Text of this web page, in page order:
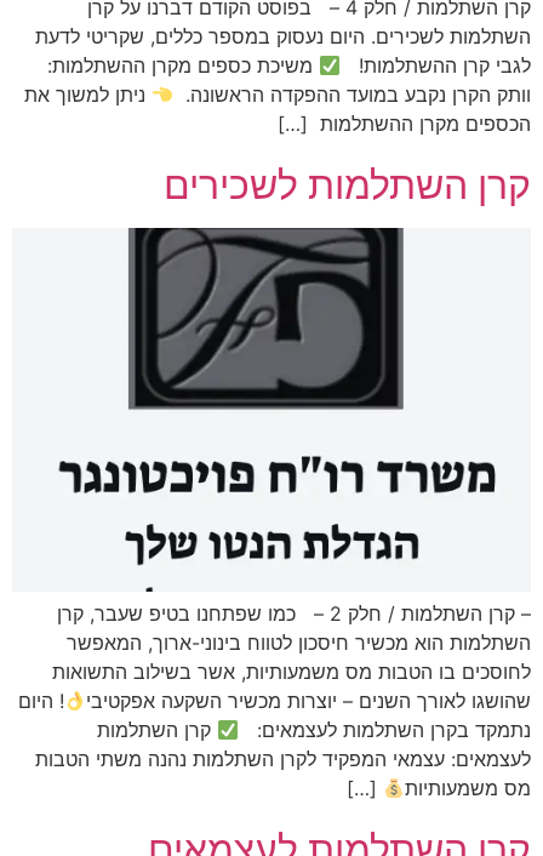
קרן השתלמות / חלק 4 – בפוסט הקודם דברנו על קרן
השתלמות לשכירים. היום נעסוק במספר כללים, שקריטי לדעת
לגבי קרן ההשתלמות!
משיכת כספים מקרן ההשתלמות:
וותק הקרן נקבע במועד ההפקדה הראשונה.
ניתן למשוך את
הכספים מקרן ההשתלמות […]
קרן השתלמות לשכירים
– קרן השתלמות / חלק 2 – כמו שפתחנו בטיפ שעבר, קרן
השתלמות הוא מכשיר חיסכון לטווח בינוני-ארוך, המאפשר
לחוסכים בו הטבות מס משמעותיות, אשר בשילוב התשואות
שהושגו לאורך השנים – יוצרות מכשיר השקעה אפקטיבי
! היום
נתמקד בקרן השתלמות לעצמאים:
קרן השתלמות
לעצמאים: עצמאי המפקיד לקרן השתלמות נהנה משתי הטבות
מס משמעותיות
[…]